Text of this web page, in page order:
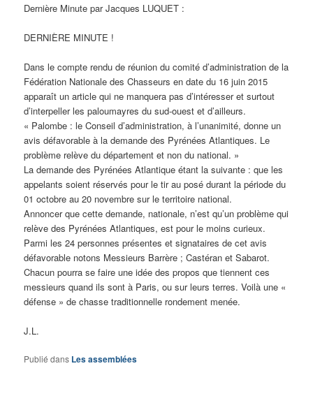
Dernière Minute par Jacques LUQUET :
DERNIÈRE MINUTE !
Dans le compte rendu de réunion du comité d’administration de la
Fédération Nationale des Chasseurs en date du 16 juin 2015
apparaît un article qui ne manquera pas d’intéresser et surtout
d’interpeller les paloumayres du sud-ouest et d’ailleurs.
« Palombe : le Conseil d’administration, à l’unanimité, donne un
avis défavorable à la demande des Pyrénées Atlantiques. Le
problème relève du département et non du national. »
La demande des Pyrénées Atlantique étant la suivante : que les
appelants soient réservés pour le tir au posé durant la période du
01 octobre au 20 novembre sur le territoire national.
Annoncer que cette demande, nationale, n’est qu’un problème qui
relève des Pyrénées Atlantiques, est pour le moins curieux.
Parmi les 24 personnes présentes et signataires de cet avis
défavorable notons Messieurs Barrère ; Castéran et Sabarot.
Chacun pourra se faire une idée des propos que tiennent ces
messieurs quand ils sont à Paris, ou sur leurs terres. Voilà une «
défense » de chasse traditionnelle rondement menée.
J.L.
Publié dans Les assemblées